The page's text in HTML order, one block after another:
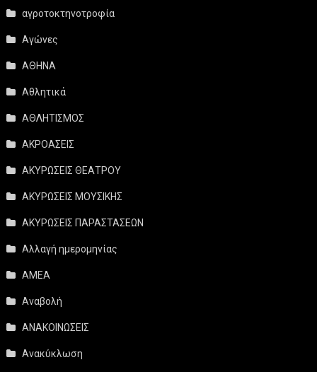
αγροτοκτηνοτροφία
Αγώνες
ΑΘΗΝΑ
Αθλητικά
ΑΘΛΗΤΙΣΜΟΣ
ΑΚΡΟΑΣΕΙΣ
ΑΚΥΡΩΣΕΙΣ ΘΕΑΤΡΟΥ
ΑΚΥΡΩΣΕΙΣ ΜΟΥΣΙΚΗΣ
ΑΚΥΡΩΣΕΙΣ ΠΑΡΑΣΤΑΣΕΩΝ
Αλλαγή ημερομηνίας
ΑΜΕΑ
Αναβολή
ΑΝΑΚΟΙΝΩΣΕΙΣ
Ανακύκλωση